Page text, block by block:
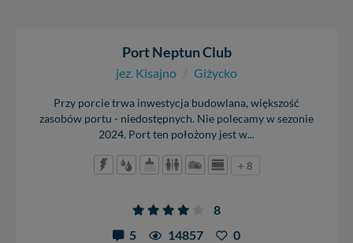
Port Neptun Club
jez. Kisajno / Giżycko
Przy porcie trwa inwestycja budowlana, większość
zasobów portu - niedostępnych. Nie polecamy w sezonie
2024. Port ten położony jest w...
+ 8
8
5
14857 0